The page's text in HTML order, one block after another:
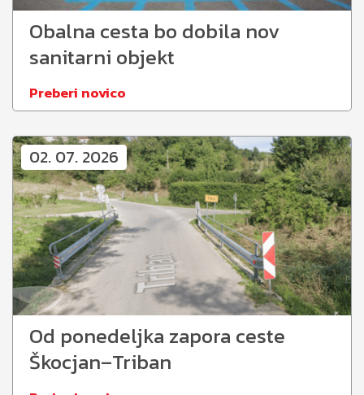
Obalna cesta bo dobila nov
sanitarni objekt
Preberi novico
02. 07. 2026
Od ponedeljka zapora ceste
Škocjan–Triban